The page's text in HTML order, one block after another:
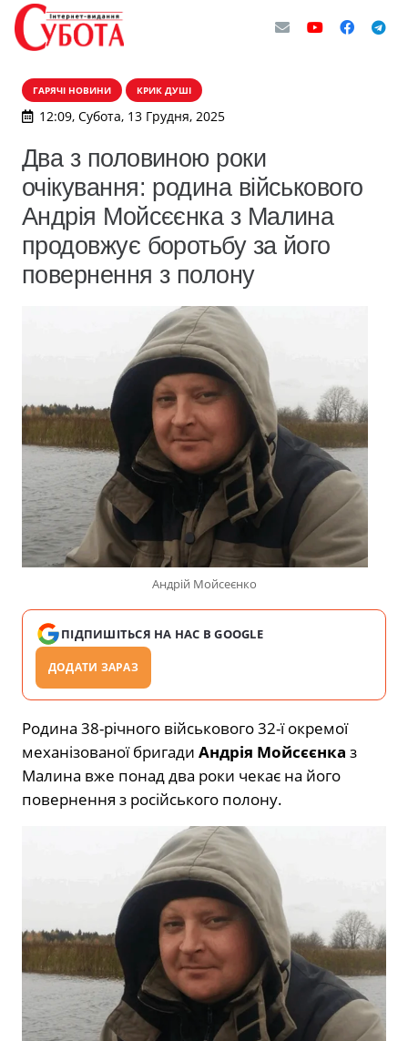
ГАРЯЧІ НОВИНИ КРИК ДУШІ
12:09, Субота, 13 Грудня, 2025
Два з половиною роки
очікування: родина військового
Андрія Мойсєєнка з Малина
продовжує боротьбу за його
повернення з полону
Андрій Мойсеєнко
ПІДПИШІТЬСЯ НА НАС В GOOGLE
ДОДАТИ ЗАРАЗ
Родина 38-річного військового 32-ї окремої
механізованої бригади Андрія Мойсєєнка з
Малина вже понад два роки чекає на його
повернення з російського полону.